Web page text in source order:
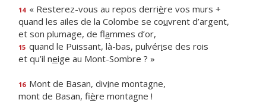
14 « Resterez-vous au repos derrière vos murs +
quand les ailes de la Colombe se couvrent d’argent,
et son plumage, de flammes d’or,
15 quand le Puissant, là-bas, pulvérise des rois
et qu’il neige au Mont-Sombre ? »
16 Mont de Basan, divine montagne,
mont de Basan, fière montagne !